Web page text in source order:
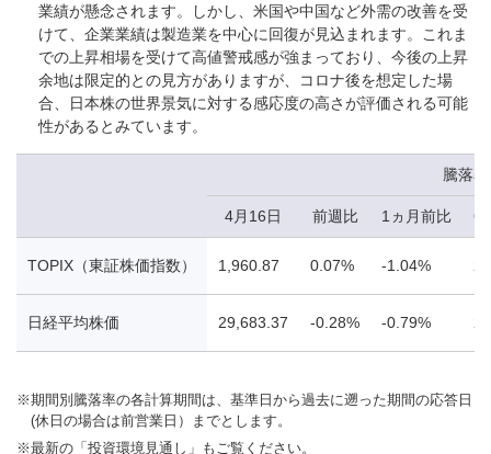
業績が懸念されます。しかし、米国や中国など外需の改善を受
けて、企業業績は製造業を中心に回復が見込まれます。これま
での上昇相場を受けて高値警戒感が強まっており、今後の上昇
余地は限定的との見方がありますが、コロナ後を想定した場
合、日本株の世界景気に対する感応度の高さが評価される可能
性があるとみています。
騰落率
4月16日 前週比 1ヵ月前比 6
TOPIX（東証株価指数） 1,960.87 0.07% -1.04%
日経平均株価 29,683.37 -0.28% -0.79%
※期間別騰落率の各計算期間は、基準日から過去に遡った期間の応答日
(休日の場合は前営業日）までとします。
※最新の「投資環境見通し」もご覧ください。